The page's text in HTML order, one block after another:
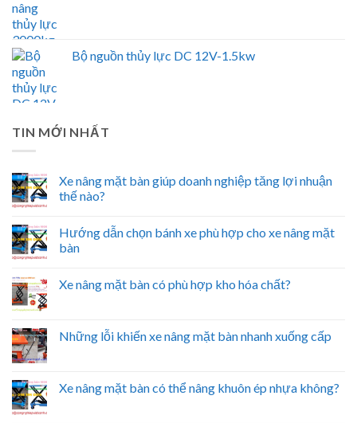
Bộ nguồn thủy lực DC 12V-1.5kw
TIN MỚI NHẤT
Xe nâng mặt bàn giúp doanh nghiệp tăng lợi nhuận
thế nào?
Hướng dẫn chọn bánh xe phù hợp cho xe nâng mặt
bàn
Xe nâng mặt bàn có phù hợp kho hóa chất?
Những lỗi khiến xe nâng mặt bàn nhanh xuống cấp
Xe nâng mặt bàn có thể nâng khuôn ép nhựa không?